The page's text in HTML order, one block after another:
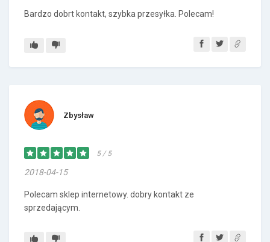
Bardzo dobrt kontakt, szybka przesyłka. Polecam!
Zbysław
5 / 5
2018-04-15
Polecam sklep internetowy. dobry kontakt ze
sprzedającym.